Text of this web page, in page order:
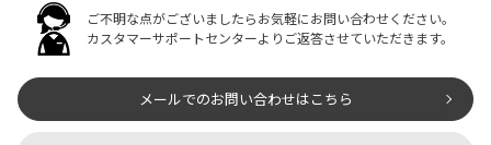
ご不明な点がございましたらお気軽にお問い合わせください。
カスタマーサポートセンターよりご返答させていただきます。
メールでのお問い合わせはこちら